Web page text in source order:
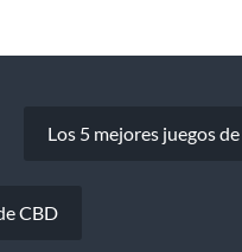
Los 5 mejores juegos
CBD